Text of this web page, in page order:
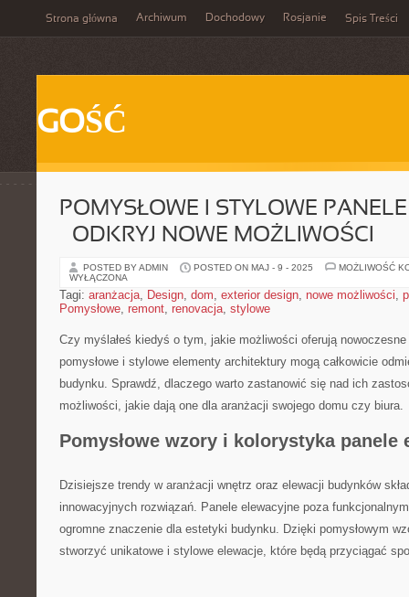
Strona główna Archiwum Dochodowy Rosjanie Spis Treści
GOŚĆ
POMYSŁOWE I STYLOWE
– ODKRYJ NOWE MOŻLIWOŚCI
POSTED BY ADMIN POSTED ON MAJ - 9 - 2025
MOŻLIWOŚĆ
WYŁĄCZONA
Tagi: aranżacja, Design, dom, exterior design, nowe możliwości,
Pomysłowe, remont, renovacja, stylowe
Czy myślałeś kiedyś o tym, jakie możliwości oferują
pomysłowe i stylowe ⁢elementy architektury ​mogą całkowicie
budynku. Sprawdź, dlaczego ⁣warto zastanowić się nad ich
możliwości, jakie dają one dla aranżacji swojego domu czy ‍biura.
Pomysłowe wzory‍ i ​kolorystyka panele⁣
Dzisiejsze trendy w aranżacji⁤ wnętrz​ oraz elewacji ‍budynków
innowacyjnych rozwiązań.​ Panele ‌elewacyjne ‌poza
⁣ogromne ⁣znaczenie dla estetyki budynku. Dzięki pomysłowym
stworzyć unikatowe‍ i stylowe elewacje, które ⁢będą przyciągać